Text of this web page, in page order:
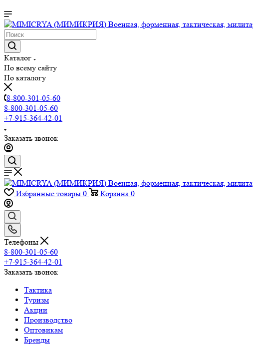
Каталог
По всему сайту
По каталогу
8-800-301-05-60
8-800-301-05-60
+7-915-364-42-01
Заказать звонок
Избранные товары 0 Корзина 0
Телефоны
8-800-301-05-60
+7-915-364-42-01
Заказать звонок
Тактика
Туризм
Акции
Производство
Оптовикам
Бренды